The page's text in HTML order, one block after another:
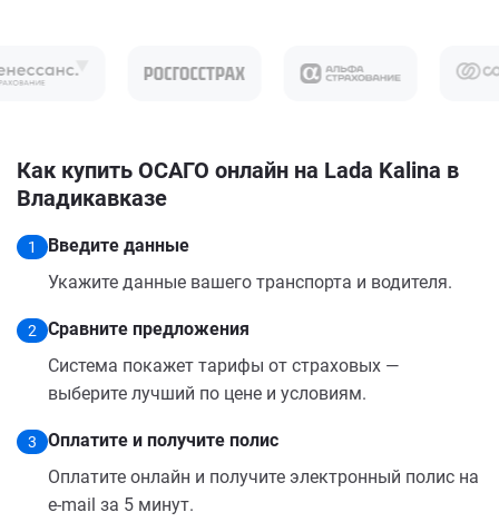
Как купить ОСАГО онлайн на Lada Kalina в
Владикавказе
1
Введите данные
Укажите данные вашего транспорта и водителя.
2
Сравните предложения
Система покажет тарифы от страховых —
выберите лучший по цене и условиям.
3
Оплатите и получите полис
Оплатите онлайн и получите электронный полис на
e-mail за 5 минут.